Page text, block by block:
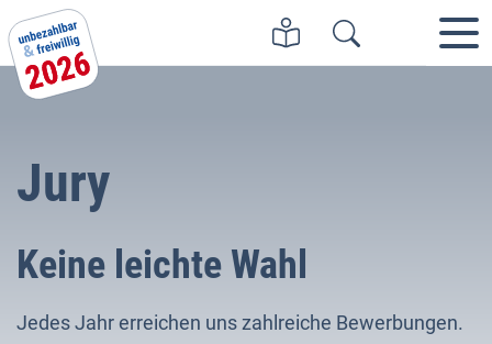
Jury
Keine leichte Wahl
Jedes Jahr erreichen uns zahlreiche Bewerbungen.